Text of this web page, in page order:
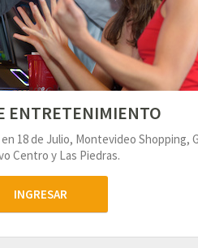
ENTRETENIMIENTO
18 de Julio, Montevideo Shopping,
Centro y Las Piedras.
INGRESAR